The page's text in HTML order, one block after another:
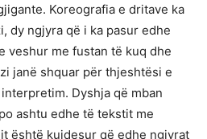
Koreografia e dritave ka
dy ngjyra që i ka pasur edhe
veshur me fustan të kuq dhe
janë shquar për thjeshtësi e
Dyshja që mban
ashtu edhe të tekstit me
është kujdesur që edhe ngjyrat